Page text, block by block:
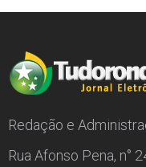
Redação e
Rua Afonso Pena, n°